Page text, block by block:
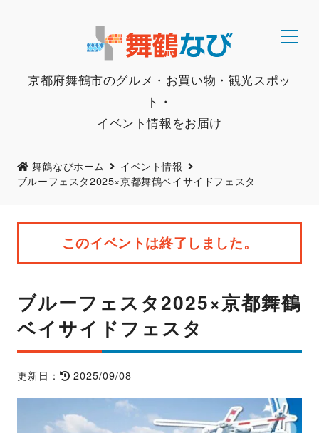
京都府舞鶴市のグルメ・お買い物・観光スポッ
ト・
イベント情報をお届け
舞鶴なびホーム
イベント情報
ブルーフェスタ2025×京都舞鶴ベイサイドフェスタ
このイベントは終了しました。
ブルーフェスタ2025×京都舞鶴
ベイサイドフェスタ
更新日： 2025/09/08